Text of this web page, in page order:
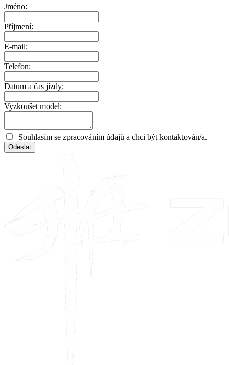
Jméno:
Příjmení:
E-mail:
Telefon:
Datum a čas jízdy:
Vyzkoušet model:
Souhlasím se zpracováním údajů a chci být kontaktován/a.
Odeslat